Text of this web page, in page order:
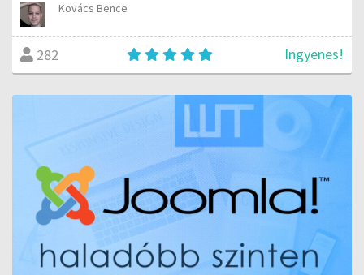
Kovács Bence
282 Ingyenes!